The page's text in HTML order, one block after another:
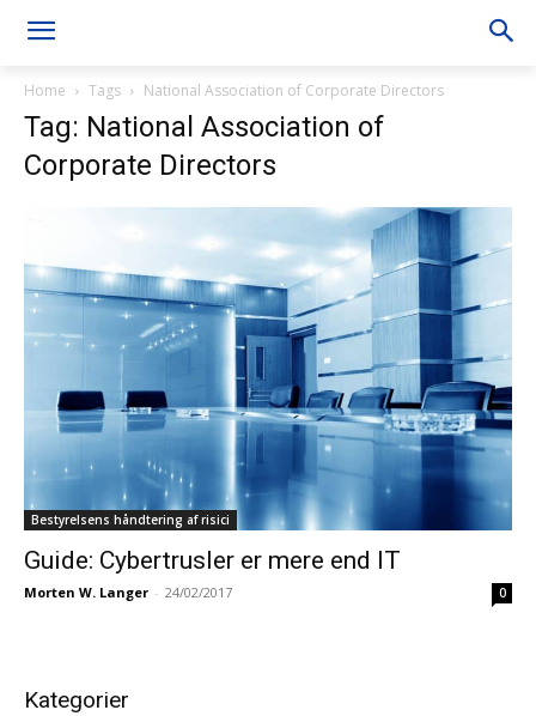
Home Tags National Association of Corporate Directors
Tag: National Association of
Corporate Directors
Bestyrelsens håndtering af risici
Guide: Cybertrusler er mere end IT
Morten W. Langer - 24/02/2017 0
Kategorier